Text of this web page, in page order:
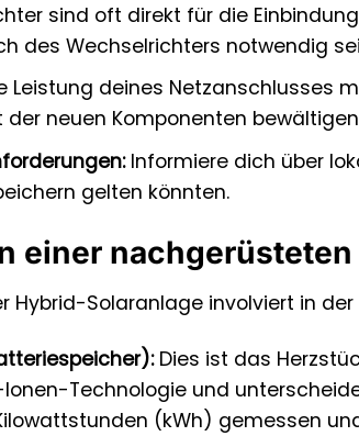
sind oft direkt für die
des Wechselrichters notwendig
Leistung deines Netzanschlusses
neuen Komponenten
Informiere dich über
gelten könnten.
einer
Hybrid-Solaranlage involviert in
Dies ist das
Technologie und
(kWh) gemessen